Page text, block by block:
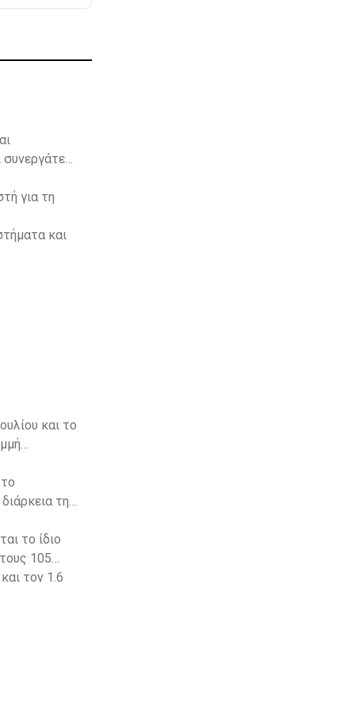
για τη
και
και το
της
το ίδιο
105
τον 1.6